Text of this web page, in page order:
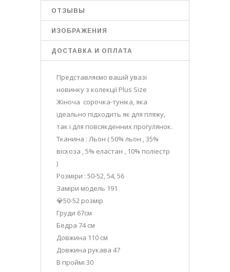
ОТЗЫВЫ
ИЗОБРАЖЕНИЯ
ДОСТАВКА И ОПЛАТА
Представляємо вашій увазі
новинку з колекції Plus Size
Жіноча сорочка-туніка, яка
ідеально підходить як для пляжу,
так і для повсякденних прогулянок.
Тканина : Льон ( 50% льон , 35%
віскоза , 5% еластан , 10% поліестр
)
Розміри : 50-52, 54, 56
Заміри модель 191
💎50-52 розмір
Груди 67см
Бедра 74 см
Довжина 110 см
Довжина рукава 47
В проймі 30